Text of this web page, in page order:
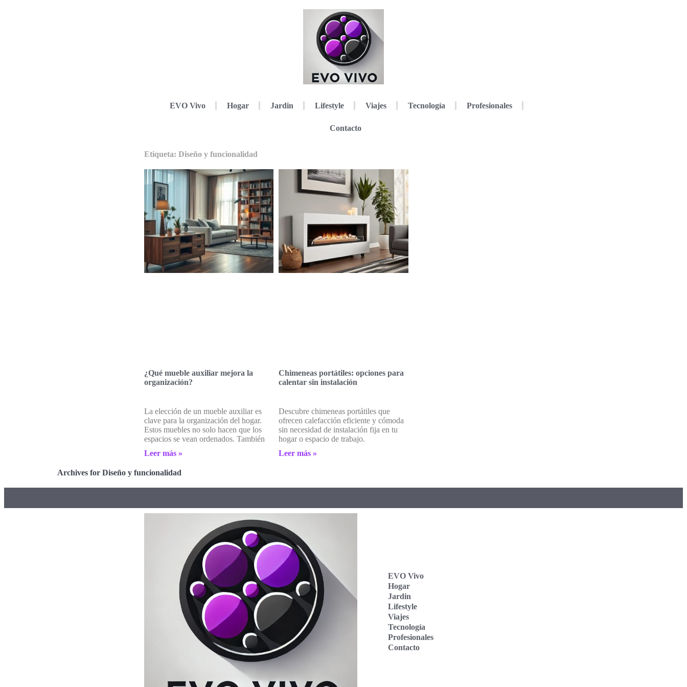
EVO Vivo Hogar Jardin Lifestyle Viajes Tecnología Profesionales
Contacto
Etiqueta: Diseño y funcionalidad
¿Qué mueble auxiliar mejora la
organización?
La elección de un mueble auxiliar es
clave para la organización del hogar.
Estos muebles no solo hacen que los
espacios se vean ordenados. También
Leer más »
Chimeneas portátiles: opciones para
calentar sin instalación
Descubre chimeneas portátiles que
ofrecen calefacción eficiente y cómoda
sin necesidad de instalación fija en tu
hogar o espacio de trabajo.
Leer más »
Archives for Diseño y funcionalidad
EVO Vivo
Hogar
Jardin
Lifestyle
Viajes
Tecnología
Profesionales
Contacto